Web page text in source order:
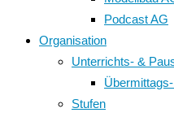
Podcast AG
Organisation
Unterrichts- &
Stufen